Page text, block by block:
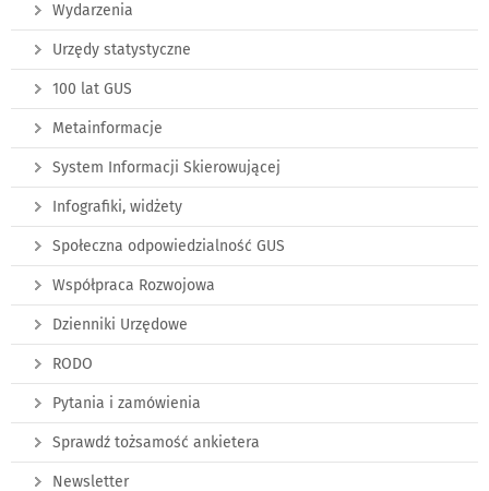
Wydarzenia
Urzędy statystyczne
100 lat GUS
Metainformacje
System Informacji Skierowującej
Infografiki, widżety
Społeczna odpowiedzialność GUS
Współpraca Rozwojowa
Dzienniki Urzędowe
RODO
Pytania i zamówienia
Sprawdź tożsamość ankietera
Newsletter